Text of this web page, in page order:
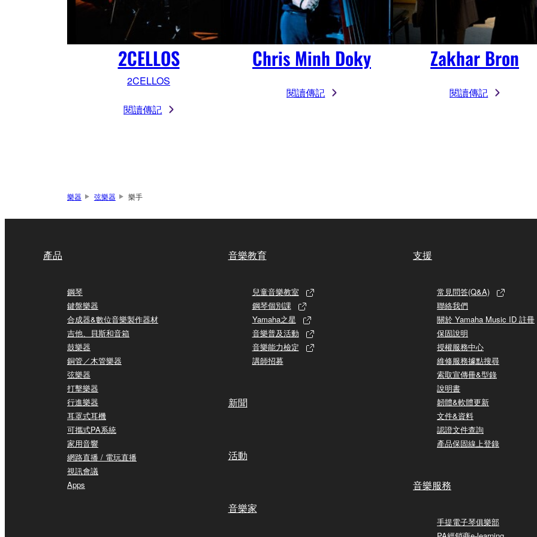
2CELLOS
2CELLOS
閱讀傳記
Chris Minh Doky
閱讀傳記
Zakhar Bron
閱讀傳記
樂器 弦樂器 樂手
產品
鋼琴
鍵盤樂器
合成器&數位音樂製作器材
吉他、貝斯和音箱
鼓樂器
銅管／木管樂器
弦樂器
打擊樂器
行進樂器
耳罩式耳機
可攜式PA系統
家用音響
網路直播 / 電玩直播
視訊會議
Apps
音樂教育
兒童音樂教室
鋼琴個別課
Yamaha之星
音樂普及活動
音樂能力檢定
講師招募
新聞
活動
音樂家
支援
常見問答(Q&A)
聯絡我們
關於 Yamaha Music ID 註冊
保固說明
授權服務中心
維修服務據點搜尋
索取宣傳冊&型錄
說明書
韌體&軟體更新
文件&資料
認證文件查詢
產品保固線上登錄
音樂服務
手提電子琴俱樂部